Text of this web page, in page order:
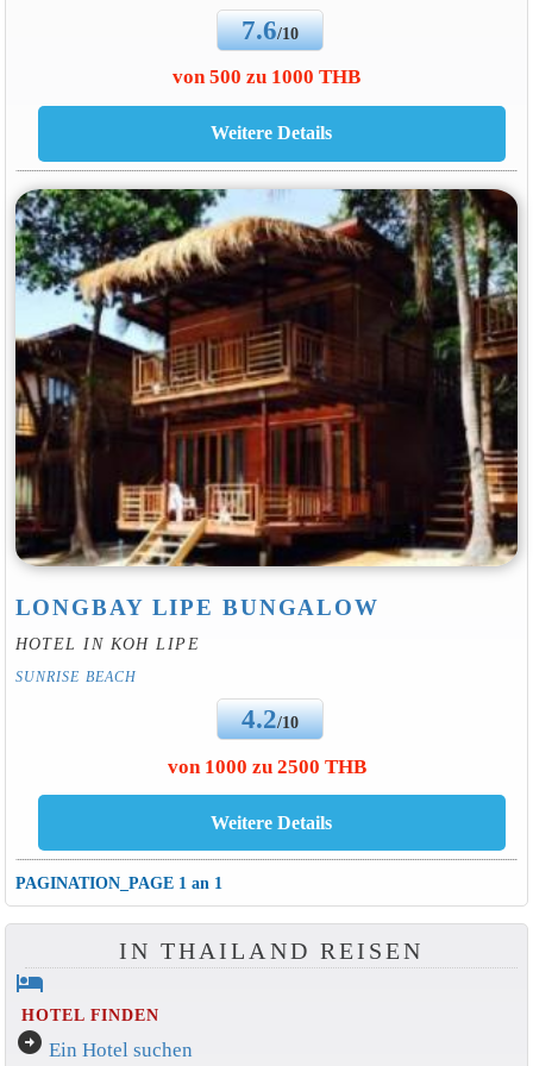
7.6/10
von 500 zu 1000 THB
LONGBAY LIPE BUNGALOW
HOTEL IN KOH LIPE
SUNRISE BEACH
4.2/10
von 1000 zu 2500 THB
PAGINATION_PAGE 1 an 1
IN THAILAND REISEN
hotel
HOTEL FINDEN
arrow_circle_right Ein Hotel suchen